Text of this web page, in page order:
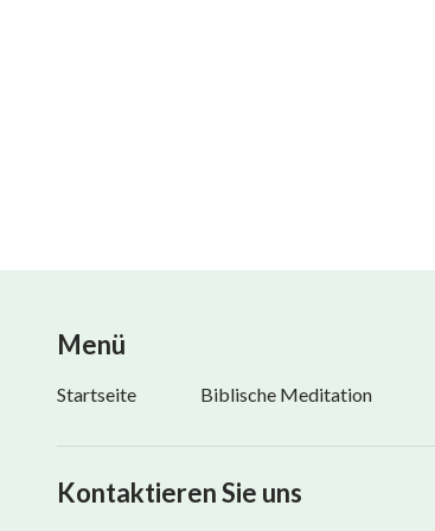
Menü
Startseite Biblische Meditation
Kontaktieren Sie uns